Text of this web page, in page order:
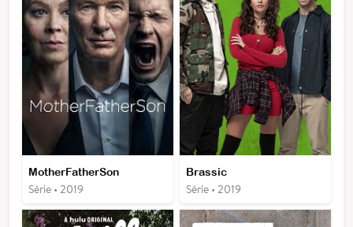
MotherFatherSon
Série • 2019
Brassic
Série • 2019